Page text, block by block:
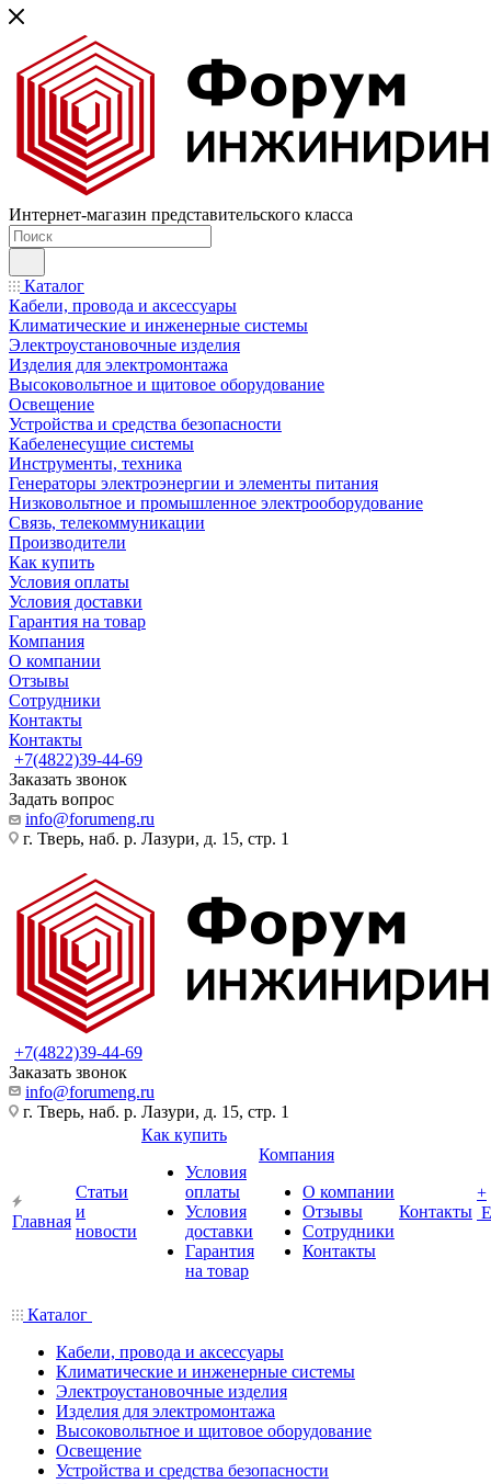
Интернет-магазин представительского класса
Каталог
Кабели, провода и аксессуары
Климатические и инженерные системы
Электроустановочные изделия
Изделия для электромонтажа
Высоковольтное и щитовое оборудование
Освещение
Устройства и средства безопасности
Кабеленесущие системы
Инструменты, техника
Генераторы электроэнергии и элементы питания
Низковольтное и промышленное электрооборудование
Связь, телекоммуникации
Производители
Как купить
Условия оплаты
Условия доставки
Гарантия на товар
Компания
О компании
Отзывы
Сотрудники
Контакты
Контакты
+7(4822)39-44-69
Заказать звонок
Задать вопрос
info@forumeng.ru
г. Тверь, наб. р. Лазури, д. 15, стр. 1
+7(4822)39-44-69
Заказать звонок
info@forumeng.ru
г. Тверь, наб. р. Лазури, д. 15, стр. 1
Главная
Статьи
и
новости
Как купить
Условия
оплаты
Условия
доставки
Гарантия
на товар
Компания
О компании
Отзывы
Сотрудники
Контакты
Контакты
+
Каталог
Кабели, провода и аксессуары
Климатические и инженерные системы
Электроустановочные изделия
Изделия для электромонтажа
Высоковольтное и щитовое оборудование
Освещение
Устройства и средства безопасности